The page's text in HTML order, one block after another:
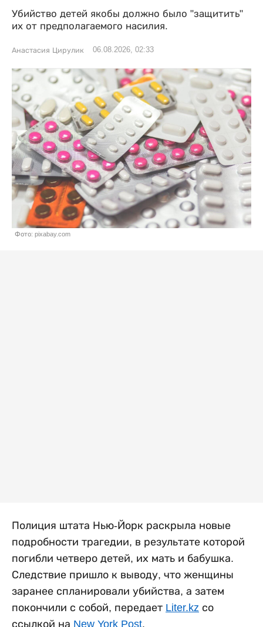
Убийство детей якобы должно было "защитить"
их от предполагаемого насилия.
Анастасия Цирулик 06.08.2026, 02:33
Фото: pixabay.com
Полиция штата Нью-Йорк раскрыла новые
подробности трагедии, в результате которой
погибли четверо детей, их мать и бабушка.
Следствие пришло к выводу, что женщины
заранее спланировали убийства, а затем
покончили с собой, передает Liter.kz со
ссылкой на New York Post.